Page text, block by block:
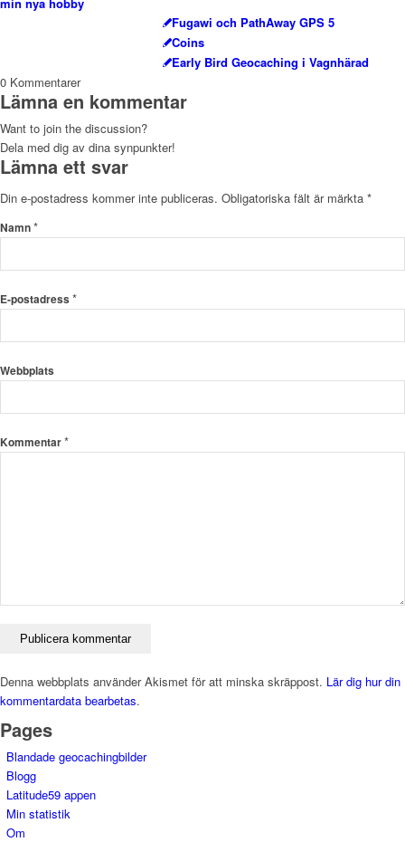
Fugawi och PathAway GPS 5
Coins
Early Bird Geocaching i Vagnhärad
0 Kommentarer
Lämna en kommentar
Want to join the discussion?
Dela med dig av dina synpunkter!
Lämna ett svar
Din e-postadress kommer inte publiceras. Obligatoriska fält är märkta *
Namn*
E-postadress *
Webbplats
Kommentar*
Denna webbplats använder Akismet för att minska skräppost. Lär dig hur din
kommentardata bearbetas.
Pages
Blandade geocachingbilder
Blogg
Latitude59 appen
Min statistik
Om